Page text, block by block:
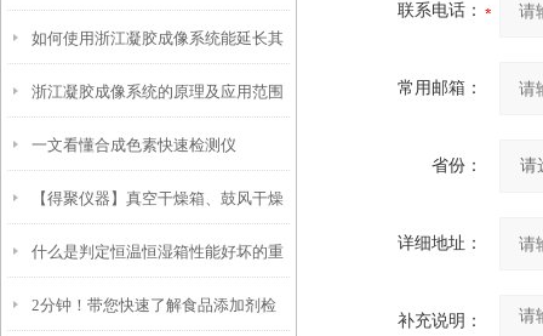
如何使用浙江凝胶成像系统能延长其
使用寿命？
浙江凝胶成像系统的原理及应用范围
一文看懂合成色素快速检测仪
【得聚仪器】真空干燥箱、鼓风干燥
箱和干热灭菌箱的比较
什么是判定恒温恒湿箱性能好坏的重
要参数？
2分钟！带您快速了解食品添加剂检
联系电话：
常用邮箱：
省份：
详细地址：
补充说明：